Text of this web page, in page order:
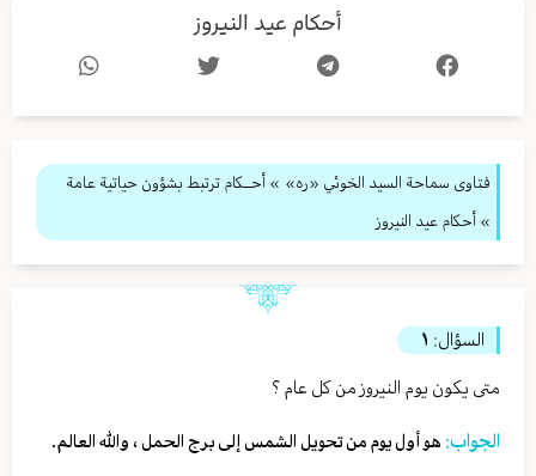
أحكام عيد النيروز
فتاوى سماحة السيد الخوئي «ره» » أحــكام ترتبط بشؤون حياتية عامة
» أحكام عيد النيروز
السؤال: ١
متى يكون يوم النيروز من كل عام ؟
الجواب: هو أول يوم من تحويل الشمس إلى برج الحمل ، والله العالم.